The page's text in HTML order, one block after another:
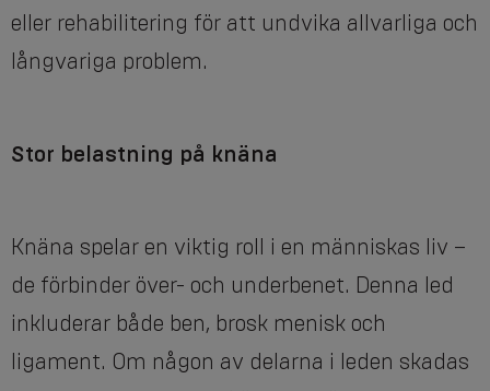
eller rehabilitering för att undvika allvarliga och
långvariga problem.
Stor belastning på knäna
Knäna spelar en viktig roll i en människas liv –
de förbinder över- och underbenet. Denna led
inkluderar både ben, brosk menisk och
ligament. Om någon av delarna i leden skadas